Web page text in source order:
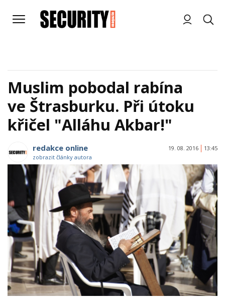
Muslim pobodal rabína
ve Štrasburku. Při útoku
křičel "Alláhu Akbar!"
redakce online
zobrazit články autora
19. 08. 2016 13:45